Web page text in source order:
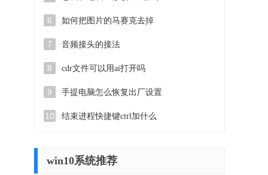
6 如何把图片的马赛克去掉
7 音频接头的接法
8 cdr文件可以用ai打开吗
9 手提电脑怎么恢复出厂设置
10 结束进程快捷键ctrl加什么
win10系统推荐